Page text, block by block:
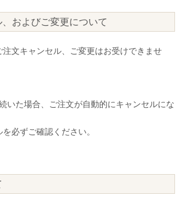
およびご変更について
注文キャンセル、ご変更はお受けできませ
いた場合、ご注文が自動的にキャンセルにな
必ずご確認ください。